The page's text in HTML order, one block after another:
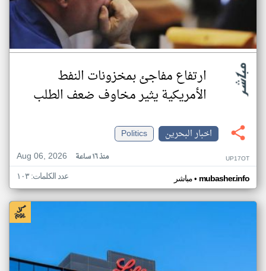
ارتفاع مفاجئ بمخزونات النفط
الأمريكية يثير مخاوف ضعف الطلب
اخبار البحرين
Politics
Aug 06, 2026
منذ ١٦ ساعة UP17OT
مباشر• mubasher.info عدد الكلمات: ١٠٣